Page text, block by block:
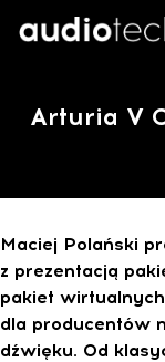
Arturia V
Maciej Polański
z prezentacją
pakiet
dla producentów
dźwięku. Od